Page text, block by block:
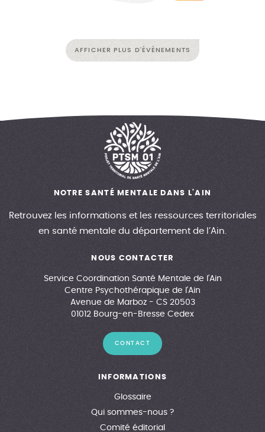
AFFICHER PLUS D'ÉVÈNEMENTS
NOTRE SANTÉ MENTALE DANS L'AIN
Retrouvez les informations et les ressources territoriales
en santé mentale du département de l’Ain.
NOUS CONTACTER
Service Coordination Santé Mentale de l'Ain
Centre Psychothérapique de l'Ain
Avenue de Marboz - CS 20503
01012 Bourg-en-Bresse Cedex
CONTACT
INFORMATIONS
Glossaire
Qui sommes-nous ?
Comité éditorial